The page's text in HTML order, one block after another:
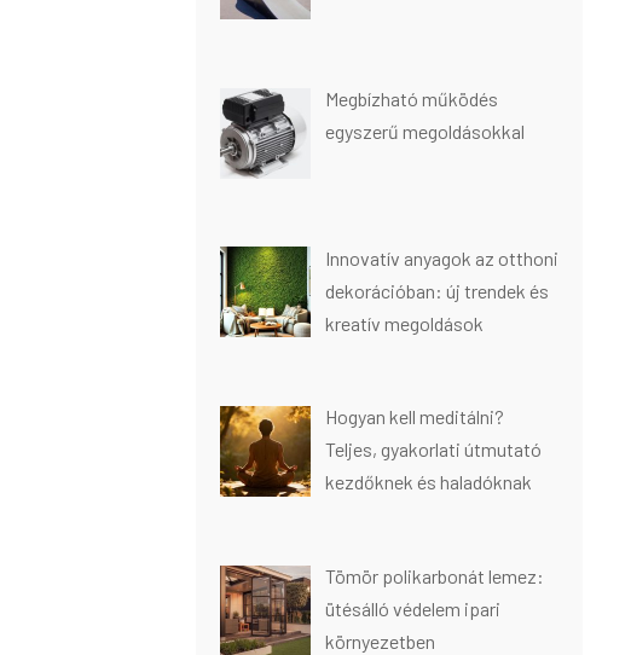
Megbízható működés
egyszerű megoldásokkal
Innovatív anyagok az otthoni
dekorációban: új trendek és
kreatív megoldások
Hogyan kell meditálni?
Teljes, gyakorlati útmutató
kezdőknek és haladóknak
Tömör polikarbonát lemez:
ütésálló védelem ipari
környezetben